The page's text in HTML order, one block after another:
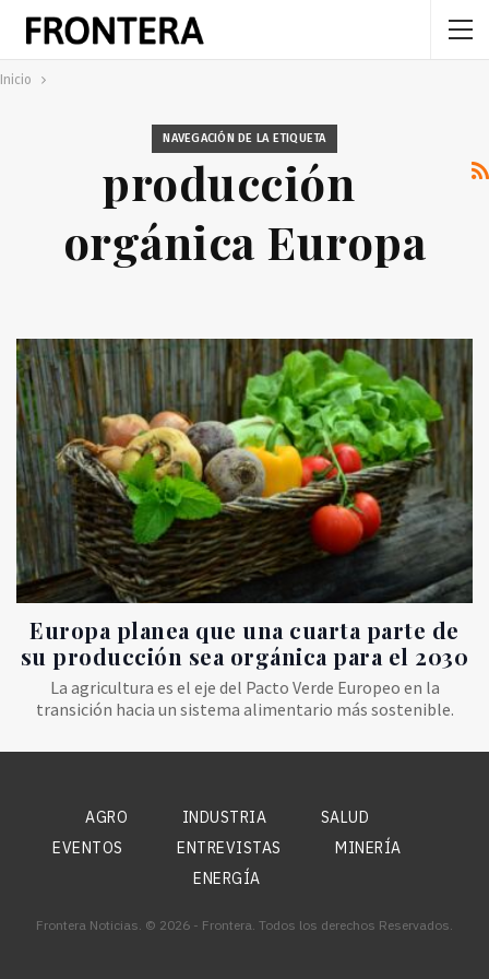
Inicio
NAVEGACIÓN DE LA ETIQUETA
producción
orgánica Europa
Europa planea que una cuarta parte de
su producción sea orgánica para el 2030
La agricultura es el eje del Pacto Verde Europeo en la
transición hacia un sistema alimentario más sostenible.
AGRO INDUSTRIA
SALUD
EVENTOS
ENTREVISTAS
MINERÍA
ENERGÍA
Frontera Noticias. © 2026 - Frontera. Todos los derechos Reservados.